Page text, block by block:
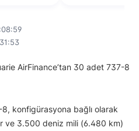
AirFinance’tan 30 adet 737-8
konfigürasyona bağlı olarak
ve 3.500 deniz mili (6.480 km)